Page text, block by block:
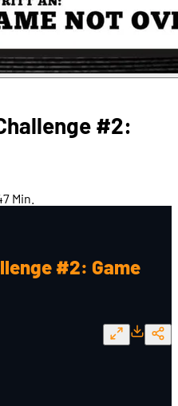
#2:
Min.
#2: Game